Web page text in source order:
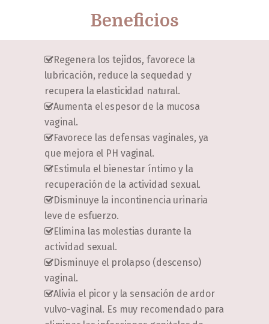
Beneficios
Regenera los tejidos, favorece la
lubricación, reduce la sequedad y
recupera la elasticidad natural.
Aumenta el espesor de la mucosa
vaginal.
Favorece las defensas vaginales, ya
que mejora el PH vaginal.
Estimula el bienestar íntimo y la
recuperación de la actividad sexual.
Disminuye la incontinencia urinaria
leve de esfuerzo.
Elimina las molestias durante la
actividad sexual.
Disminuye el prolapso (descenso)
vaginal.
Alivia el picor y la sensación de ardor
vulvo-vaginal. Es muy recomendado para